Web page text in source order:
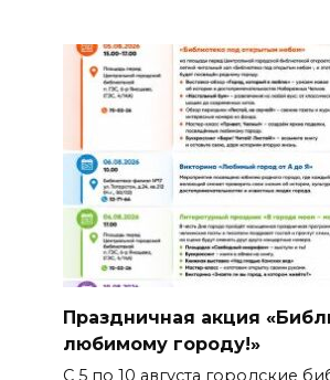
Праздничная акция
любимому городу!»
С 5 по 10 августа городские